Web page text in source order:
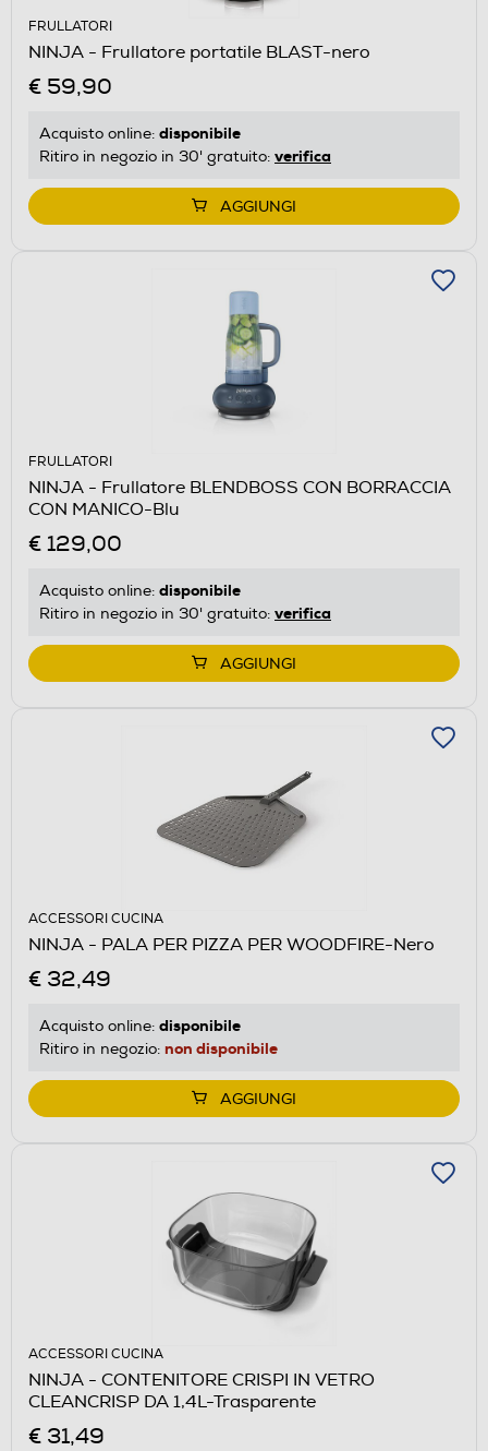
FRULLATORI
NINJA - Frullatore portatile BLAST-nero
€ 59,90
Acquisto online: disponibile
Ritiro in negozio in 30' gratuito: verifica
AGGIUNGI
FRULLATORI
NINJA - Frullatore BLENDBOSS CON BORRACCIA
CON MANICO-Blu
€ 129,00
Acquisto online: disponibile
Ritiro in negozio in 30' gratuito: verifica
AGGIUNGI
ACCESSORI CUCINA
NINJA - PALA PER PIZZA PER WOODFIRE-Nero
€ 32,49
Acquisto online: disponibile
Ritiro in negozio: non disponibile
AGGIUNGI
ACCESSORI CUCINA
NINJA - CONTENITORE CRISPI IN VETRO
CLEANCRISP DA 1,4L-Trasparente
€ 31,49